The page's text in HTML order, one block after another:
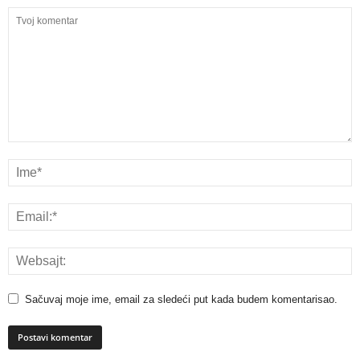
Sačuvaj moje ime, email za sledeći put kada budem komentarisao.